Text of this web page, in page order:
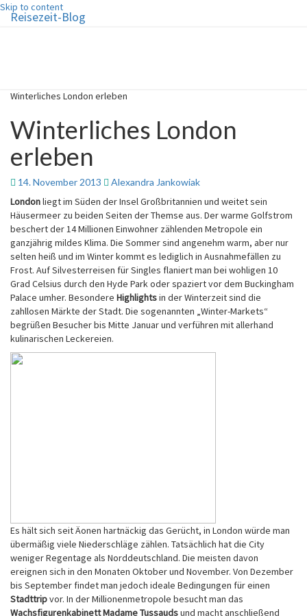
Skip to content
Reisezeit-Blog
Winterliches London erleben
Winterliches London
erleben
14. November 2013 Alexandra Jankowiak
Londonliegt im Süden der Insel Großbritannien und weitet sein
Häusermeer zu beiden Seiten der Themse aus. Der warme Golfstrom
beschert der 14 Millionen Einwohner zählenden Metropole ein
ganzjährig mildes Klima. Die Sommer sind angenehm warm, aber nur
selten heiß und im Winter kommt es lediglich in Ausnahmefällen zu
Frost. Auf Silvesterreisen für Singles flaniert man bei wohligen 10
Grad Celsius durch den Hyde Park oder spaziert vor dem Buckingham
Palace umher. Besondere Highlightsin der Winterzeit sind die
zahllosen Märkte der Stadt. Die sogenannten „Winter-Markets“
begrüßen Besucher bis Mitte Januar und verführen mit allerhand
kulinarischen Leckereien.
Es hält sich seit Äonen hartnäckig das Gerücht, in London würde man
übermäßig viele Niederschläge zählen. Tatsächlich hat die City
weniger Regentage als Norddeutschland. Die meisten davon
ereignen sich in den Monaten Oktober und November. Von Dezember
bis September findet man jedoch ideale Bedingungen für einen
Stadttripvor. In der Millionenmetropole besucht man das
Wachsfigurenkabinett Madame Tussaudsund macht anschließend